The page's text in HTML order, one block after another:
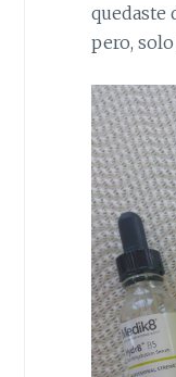
quedaste
pero,